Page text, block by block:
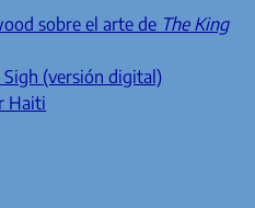
sobre el arte de The King
Sigh (versión digital)
Haiti